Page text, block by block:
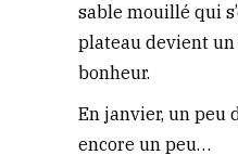
sable mouillé qui
plateau devient
bonheur.
En janvier, un peu
encore un peu…